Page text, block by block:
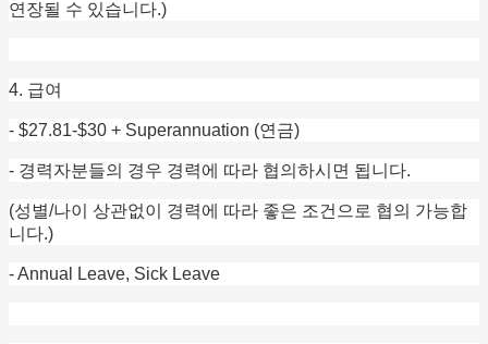
연장될 수 있습니다.)
4. 급여
- $27.81-$30 + Superannuation (연금)
- 경력자분들의 경우 경력에 따라 협의하시면 됩니다.
(성별/나이 상관없이 경력에 따라 좋은 조건으로 협의 가능합
니다.)
- Annual Leave, Sick Leave